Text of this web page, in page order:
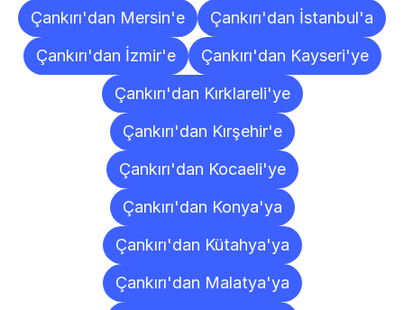
Çankırı'dan Mersin'e
Çankırı'dan İstanbul'a
Çankırı'dan İzmir'e
Çankırı'dan Kayseri'ye
Çankırı'dan Kırklareli'ye
Çankırı'dan Kırşehir'e
Çankırı'dan Kocaeli'ye
Çankırı'dan Konya'ya
Çankırı'dan Kütahya'ya
Çankırı'dan Malatya'ya